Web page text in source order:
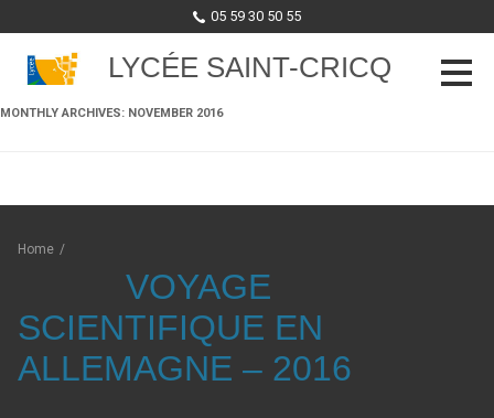
05 59 30 50 55
LYCÉE SAINT-CRICQ
MONTHLY ARCHIVES: NOVEMBER 2016
Home /
VOYAGE
SCIENTIFIQUE EN
ALLEMAGNE – 2016